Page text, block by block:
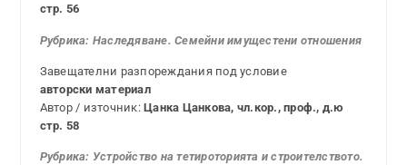
стр. 56
Рубрика: Наследяване. Семейни имущестени отношения
Завещателни разпореждания под условие
авторски материал
Автор / източник:Цанка Цанкова, чл.кор., проф., д.ю
стр. 58
Рубрика: Устройство на тетироторията и строителството.